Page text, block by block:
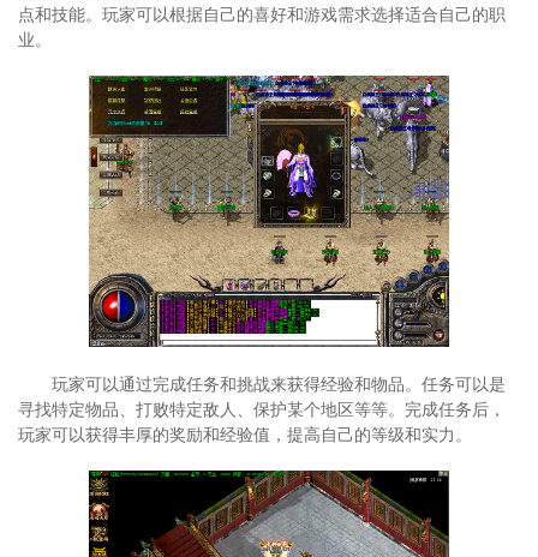
点和技能。玩家可以根据自己的喜好和游戏需求选择适合自己的职
业。
玩家可以通过完成任务和挑战来获得经验和物品。任务可以是
寻找特定物品、打败特定敌人、保护某个地区等等。完成任务后，
玩家可以获得丰厚的奖励和经验值，提高自己的等级和实力。